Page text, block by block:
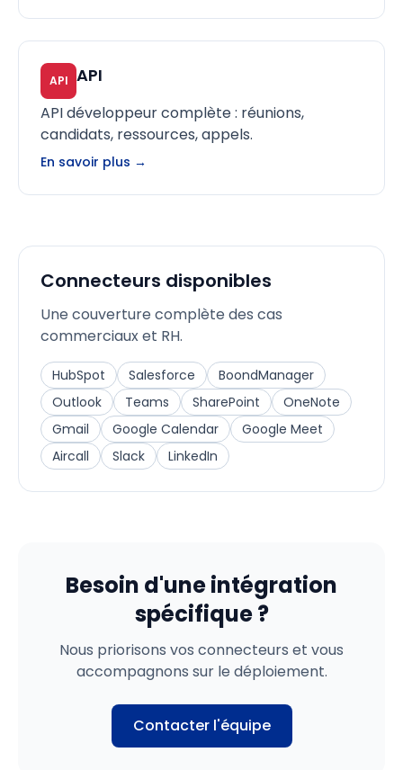
API API
API développeur complète : réunions,
candidats, ressources, appels.
En savoir plus →
Connecteurs disponibles
Une couverture complète des cas
commerciaux et RH.
HubSpot Salesforce
BoondManager
Outlook
Teams SharePoint
OneNote
Gmail
Google Calendar
Google Meet
Aircall
Slack LinkedIn
Besoin d'une intégration
spécifique ?
Nous priorisons vos connecteurs et vous
accompagnons sur le déploiement.
Contacter l'équipe